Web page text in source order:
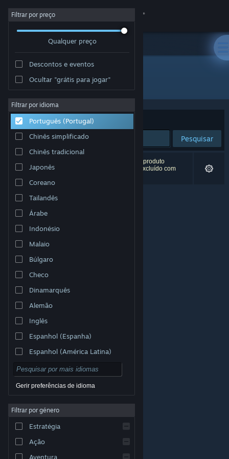
Iniciar sessão
Sobre
Apoio
Alterar idioma
Instala a app móvel do Steam
Ver versão para computadores
© Valve Corporation. Todos os direitos reservados.
respetivos proprietários nos E.U.A. e outros países.
Acessibilidade
Reembolsos|Cookies
Filtrar por preço
Qualquer preço
Descontos e eventos
Ocultar "grátis para jogar"
Filtrar por idioma
Português (Portugal)
Chinês simplificado
Chinês tradicional
Japonês
Coreano
Tailandês
Árabe
Indonésio
Malaio
Búlgaro
Checo
Dinamarquês
Alemão
Inglês
Espanhol (Espanha)
Espanhol (América Latina)
Gerir preferências de idioma
Filtrar por género
Estratégia
Ação
Aventura
"OUTBREAK FALL: BIOHAZARD"
Ordenar por Relevância
Pesquisar
0 resultados correspondentes à tua pesquisa. 1 produto
(incluindoOUTBREAK FALL: BIOHAZARD
) foi excluído com